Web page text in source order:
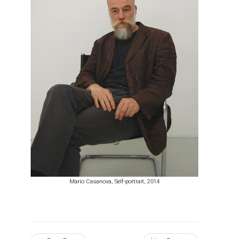
Mario Casanova, Self-portrait, 2014